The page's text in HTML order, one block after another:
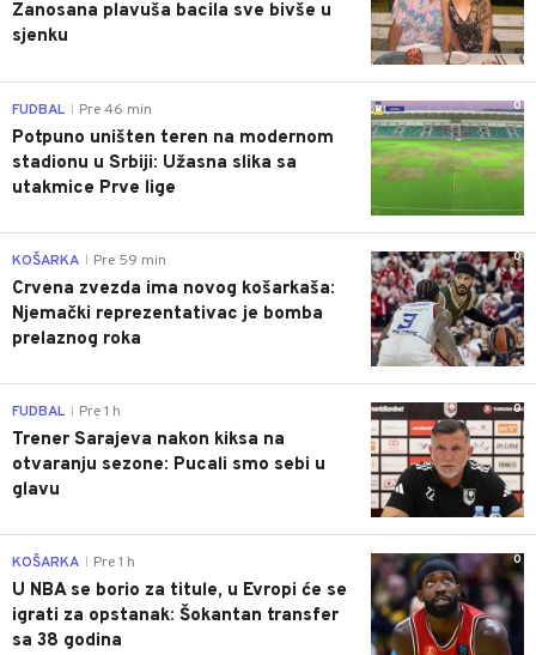
Zanosana plavuša bacila sve bivše u
sjenku
0
FUDBAL Pre 46 min
Potpuno uništen teren na modernom
stadionu u Srbiji: Užasna slika sa
utakmice Prve lige
0
KOŠARKA Pre 59 min
Crvena zvezda ima novog košarkaša:
Njemački reprezentativac je bomba
prelaznog roka
0
FUDBAL Pre 1 h
Trener Sarajeva nakon kiksa na
otvaranju sezone: Pucali smo sebi u
glavu
0
KOŠARKA Pre 1 h
U NBA se borio za titule, u Evropi će se
igrati za opstanak: Šokantan transfer
sa 38 godina